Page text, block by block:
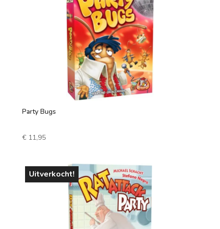
1 speler
2 spelers
3 spelers
4 spelers
5 spelers
6 spelers
Party Bugs
€11,95
Uitverkocht!